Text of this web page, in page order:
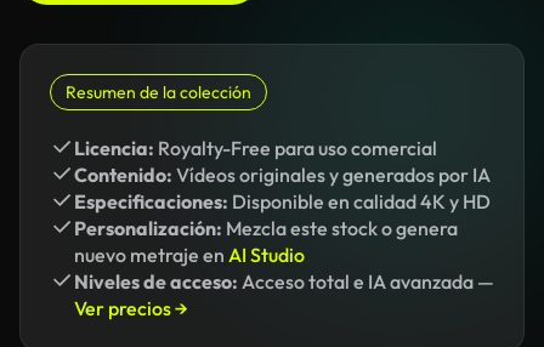
Resumen de la colección
Licencia: Royalty-Free para uso comercial
Contenido: Vídeos originales y generados por IA
Especificaciones: Disponible en calidad 4K y HD
Personalización: Mezcla este stock o genera
nuevo metraje en AI Studio
Niveles de acceso: Acceso total e IA avanzada —
Ver precios →